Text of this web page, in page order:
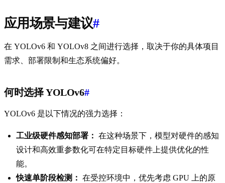
应用场景与建议#
在 YOLOv6 和 YOLOv8 之间进行选择，取决于你的具体项目
需求、部署限制和生态系统偏好。
何时选择 YOLOv6#
YOLOv6 是以下情况的强力选择：
工业级硬件感知部署： 在这种场景下，模型对硬件的感知
设计和高效重参数化可在特定目标硬件上提供优化的性
能。
快速单阶段检测： 在受控环境中，优先考虑 GPU 上的原